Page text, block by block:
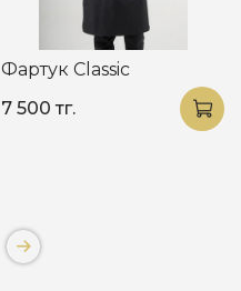
Фартук Classic
7 500 тг.